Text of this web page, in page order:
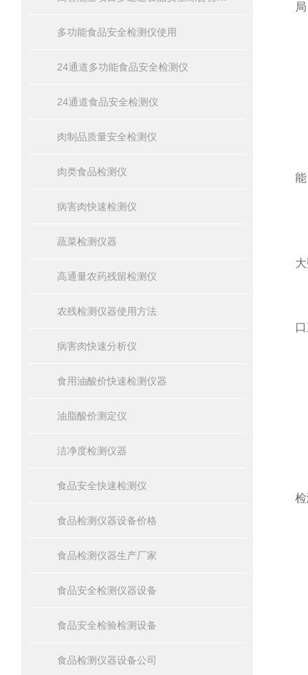
多功能食品安全检测仪使用
24通道多功能食品安全检测仪
24通道食品安全检测仪
肉制品质量安全检测仪
肉类食品检测仪
病害肉快速检测仪
蔬菜检测仪器
高通量农药残留检测仪
农残检测仪器使用方法
病害肉快速分析仪
食用油酸价快速检测仪器
油脂酸价测定仪
洁净度检测仪器
食品安全快速检测仪
食品检测仪器设备价格
食品检测仪器生产厂家
食品安全检测仪器设备
食品安全检验检测设备
食品检测仪器设备公司